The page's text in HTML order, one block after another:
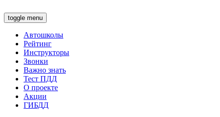
toggle menu
Автошколы
Рейтинг
Инструкторы
Звонки
Важно знать
Тест ПДД
О проекте
Акции
ГИБДД